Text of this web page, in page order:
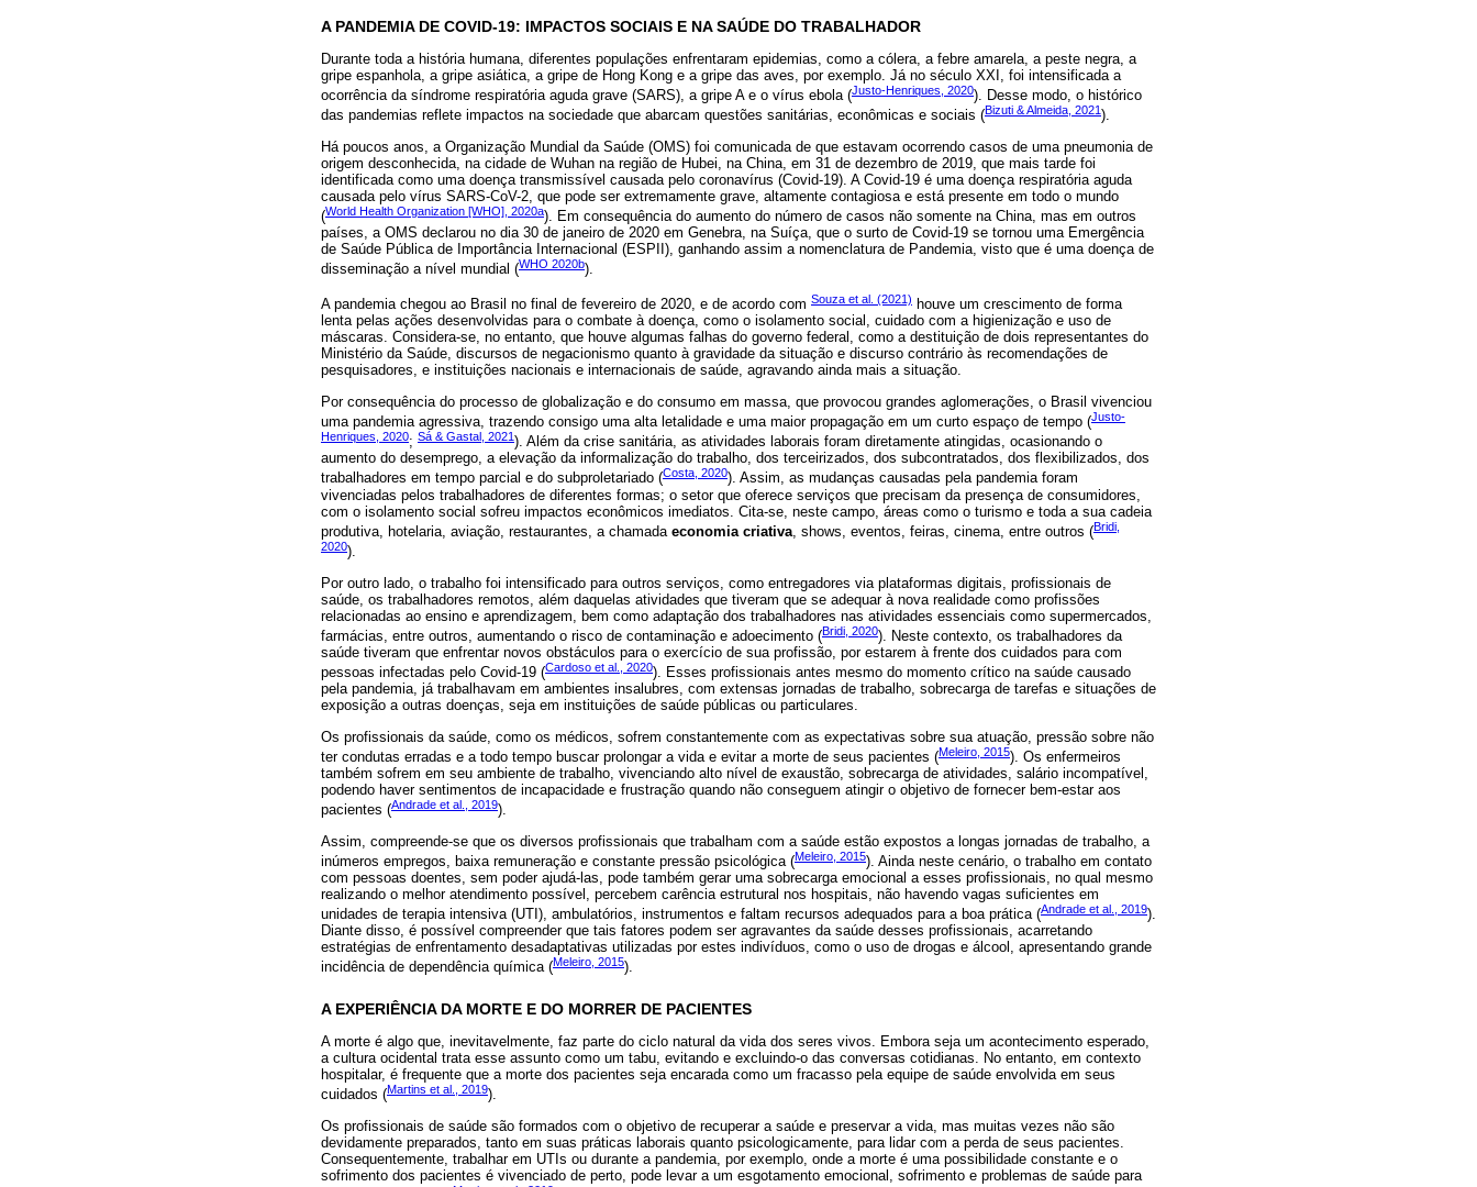
A PANDEMIA DE COVID-19: IMPACTOS SOCIAIS E NA SAÚDE DO TRABALHADOR
Durante toda a história humana, diferentes populações enfrentaram epidemias, como a cólera, a febre amarela, a peste negra, a
gripe espanhola, a gripe asiática, a gripe de Hong Kong e a gripe das aves, por exemplo. Já no século XXI, foi intensificada a
ocorrência da síndrome respiratória aguda grave (SARS), a gripe A e o vírus ebola (Justo-Henriques, 2020). Desse modo, o histórico
das pandemias reflete impactos na sociedade que abarcam questões sanitárias, econômicas e sociais (Bizuti & Almeida, 2021).
Há poucos anos, a Organização Mundial da Saúde (OMS) foi comunicada de que estavam ocorrendo casos de uma pneumonia de
origem desconhecida, na cidade de Wuhan na região de Hubei, na China, em 31 de dezembro de 2019, que mais tarde foi
identificada como uma doença transmissível causada pelo coronavírus (Covid-19). A Covid-19 é uma doença respiratória aguda
causada pelo vírus SARS-CoV-2, que pode ser extremamente grave, altamente contagiosa e está presente em todo o mundo
(World Health Organization [WHO], 2020a). Em consequência do aumento do número de casos não somente na China, mas em outros
países, a OMS declarou no dia 30 de janeiro de 2020 em Genebra, na Suíça, que o surto de Covid-19 se tornou uma Emergência
de Saúde Pública de Importância Internacional (ESPII), ganhando assim a nomenclatura de Pandemia, visto que é uma doença de
disseminação a nível mundial (WHO 2020b).
A pandemia chegou ao Brasil no final de fevereiro de 2020, e de acordo com Souza et al. (2021) houve um crescimento de forma
lenta pelas ações desenvolvidas para o combate à doença, como o isolamento social, cuidado com a higienização e uso de
máscaras. Considera-se, no entanto, que houve algumas falhas do governo federal, como a destituição de dois representantes do
Ministério da Saúde, discursos de negacionismo quanto à gravidade da situação e discurso contrário às recomendações de
pesquisadores, e instituições nacionais e internacionais de saúde, agravando ainda mais a situação.
Por consequência do processo de globalização e do consumo em massa, que provocou grandes aglomerações, o Brasil vivenciou
uma pandemia agressiva, trazendo consigo uma alta letalidade e uma maior propagação em um curto espaço de tempo (Justo-
Henriques, 2020; Sá & Gastal, 2021). Além da crise sanitária, as atividades laborais foram diretamente atingidas, ocasionando o
aumento do desemprego, a elevação da informalização do trabalho, dos terceirizados, dos subcontratados, dos flexibilizados, dos
trabalhadores em tempo parcial e do subproletariado (Costa, 2020). Assim, as mudanças causadas pela pandemia foram
vivenciadas pelos trabalhadores de diferentes formas; o setor que oferece serviços que precisam da presença de consumidores,
com o isolamento social sofreu impactos econômicos imediatos. Cita-se, neste campo, áreas como o turismo e toda a sua cadeia
produtiva, hotelaria, aviação, restaurantes, a chamada economia criativa, shows, eventos, feiras, cinema, entre outros (Bridi,
2020).
Por outro lado, o trabalho foi intensificado para outros serviços, como entregadores via plataformas digitais, profissionais de
saúde, os trabalhadores remotos, além daquelas atividades que tiveram que se adequar à nova realidade como profissões
relacionadas ao ensino e aprendizagem, bem como adaptação dos trabalhadores nas atividades essenciais como supermercados,
farmácias, entre outros, aumentando o risco de contaminação e adoecimento (Bridi, 2020). Neste contexto, os trabalhadores da
saúde tiveram que enfrentar novos obstáculos para o exercício de sua profissão, por estarem à frente dos cuidados para com
pessoas infectadas pelo Covid-19 (Cardoso et al., 2020). Esses profissionais antes mesmo do momento crítico na saúde causado
pela pandemia, já trabalhavam em ambientes insalubres, com extensas jornadas de trabalho, sobrecarga de tarefas e situações de
exposição a outras doenças, seja em instituições de saúde públicas ou particulares.
Os profissionais da saúde, como os médicos, sofrem constantemente com as expectativas sobre sua atuação, pressão sobre não
ter condutas erradas e a todo tempo buscar prolongar a vida e evitar a morte de seus pacientes (Meleiro, 2015). Os enfermeiros
também sofrem em seu ambiente de trabalho, vivenciando alto nível de exaustão, sobrecarga de atividades, salário incompatível,
podendo haver sentimentos de incapacidade e frustração quando não conseguem atingir o objetivo de fornecer bem-estar aos
pacientes (Andrade et al., 2019).
Assim, compreende-se que os diversos profissionais que trabalham com a saúde estão expostos a longas jornadas de trabalho, a
inúmeros empregos, baixa remuneração e constante pressão psicológica (Meleiro, 2015). Ainda neste cenário, o trabalho em contato
com pessoas doentes, sem poder ajudá-las, pode também gerar uma sobrecarga emocional a esses profissionais, no qual mesmo
realizando o melhor atendimento possível, percebem carência estrutural nos hospitais, não havendo vagas suficientes em
unidades de terapia intensiva (UTI), ambulatórios, instrumentos e faltam recursos adequados para a boa prática (Andrade et al., 2019).
Diante disso, é possível compreender que tais fatores podem ser agravantes da saúde desses profissionais, acarretando
estratégias de enfrentamento desadaptativas utilizadas por estes indivíduos, como o uso de drogas e álcool, apresentando grande
incidência de dependência química (Meleiro, 2015).
A EXPERIÊNCIA DA MORTE E DO MORRER DE PACIENTES
A morte é algo que, inevitavelmente, faz parte do ciclo natural da vida dos seres vivos. Embora seja um acontecimento esperado,
a cultura ocidental trata esse assunto como um tabu, evitando e excluindo-o das conversas cotidianas. No entanto, em contexto
hospitalar, é frequente que a morte dos pacientes seja encarada como um fracasso pela equipe de saúde envolvida em seus
cuidados (Martins et al., 2019).
Os profissionais de saúde são formados com o objetivo de recuperar a saúde e preservar a vida, mas muitas vezes não são
devidamente preparados, tanto em suas práticas laborais quanto psicologicamente, para lidar com a perda de seus pacientes.
Consequentemente, trabalhar em UTIs ou durante a pandemia, por exemplo, onde a morte é uma possibilidade constante e o
sofrimento dos pacientes é vivenciado de perto, pode levar a um esgotamento emocional, sofrimento e problemas de saúde para